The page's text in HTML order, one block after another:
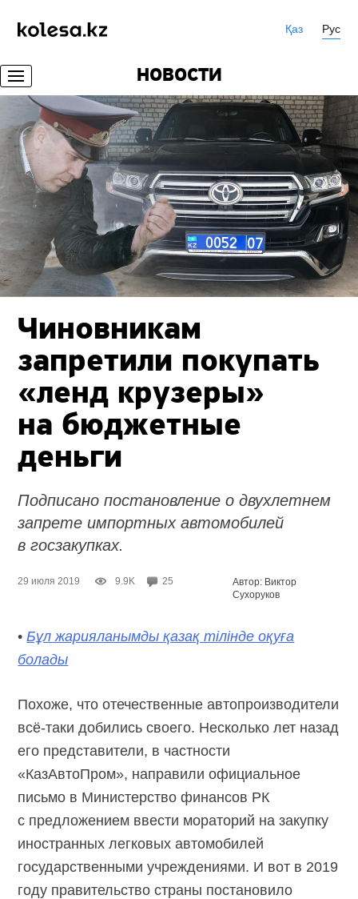
Қаз Рус
НОВОСТИ
Чиновникам
запретили покупать
«ленд крузеры»
на бюджетные
деньги
Подписано постановление о двухлетнем
запрете импортных автомобилей
в госзакупках.
29 июля 2019 9.9K 25
Автор: Виктор
Сухоруков
•Бұл жарияланымды қазақ тілінде оқуға
болады
Похоже, что отечественные автопроизводители
всё-таки добились своего. Несколько лет назад
его представители, в частности
«КазАвтоПром», направили официальное
письмо в Министерство финансов РК
с предложением ввести мораторий на закупку
иностранных легковых автомобилей
государственными учреждениями. И вот в 2019
году правительство страны постановило